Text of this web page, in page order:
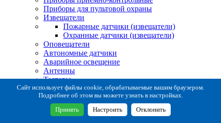
Приборы для пультовой охраны
Извещатели
Пожарные датчики (извещатели)
Охранные датчики (извещатели)
Оповещатели
Автономные датчики
Аварийное освещение
Антенны
Тестеры
Система сбора извещений
Расходные и монтажные материалы
Коробки коммутационные
Кронштейны для извещателей
Сайт использует файлы cookie, обрабатываемые вашим браузером.
Подробнее об этом вы можете узнать в настройках.
Принять Настроить Отклонить